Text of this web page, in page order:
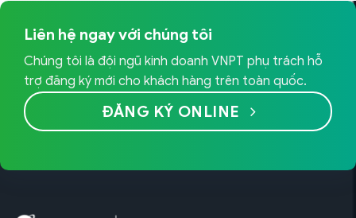
Liên hệ ngay với chúng tôi
Chúng tôi là đội ngũ kinh doanh VNPT phụ trách hỗ
trợ đăng ký mới cho khách hàng trên toàn quốc.
ĐĂNG KÝ ONLINE